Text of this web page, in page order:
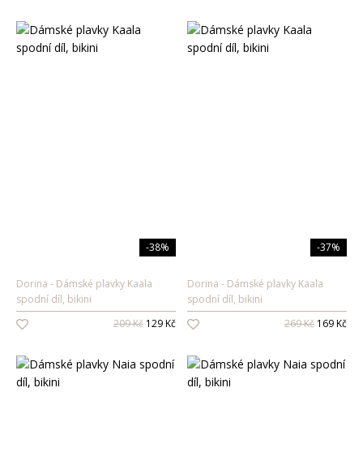
-38%
Dorina
Dámské plavky Kaala
spodní díl, bikini
209 Kč 129 Kč
-37%
Dorina
Dámské plavky Kaala
spodní díl, bikini
269 Kč 169 Kč